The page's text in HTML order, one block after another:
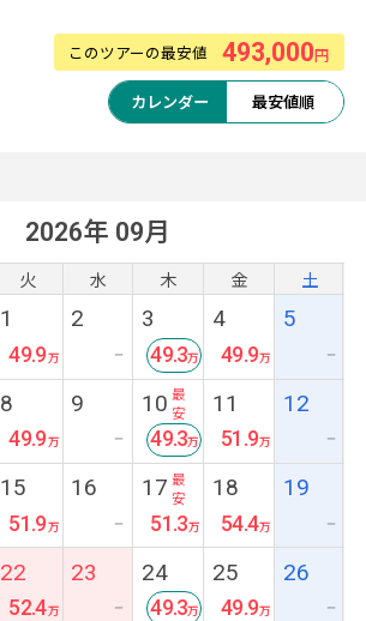
このツアーの最安値 493,000円
カレンダー 最安値順
2026年 09月
火 水 木 金 土
1
49.9
2
ー
3
最
安
49.3
4
49.9
5
ー
8
49.9
9
ー
10
最
安
49.3
11
51.9
12
ー
15
51.9
16
ー
17
51.3
18
54.4
19
ー
22
52.4
23
ー
24
49.3
25
49.9
26
ー